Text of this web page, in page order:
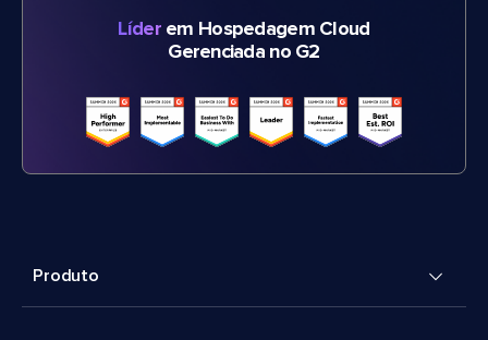
Líderem Hospedagem Cloud
Gerenciada no G2
Produto